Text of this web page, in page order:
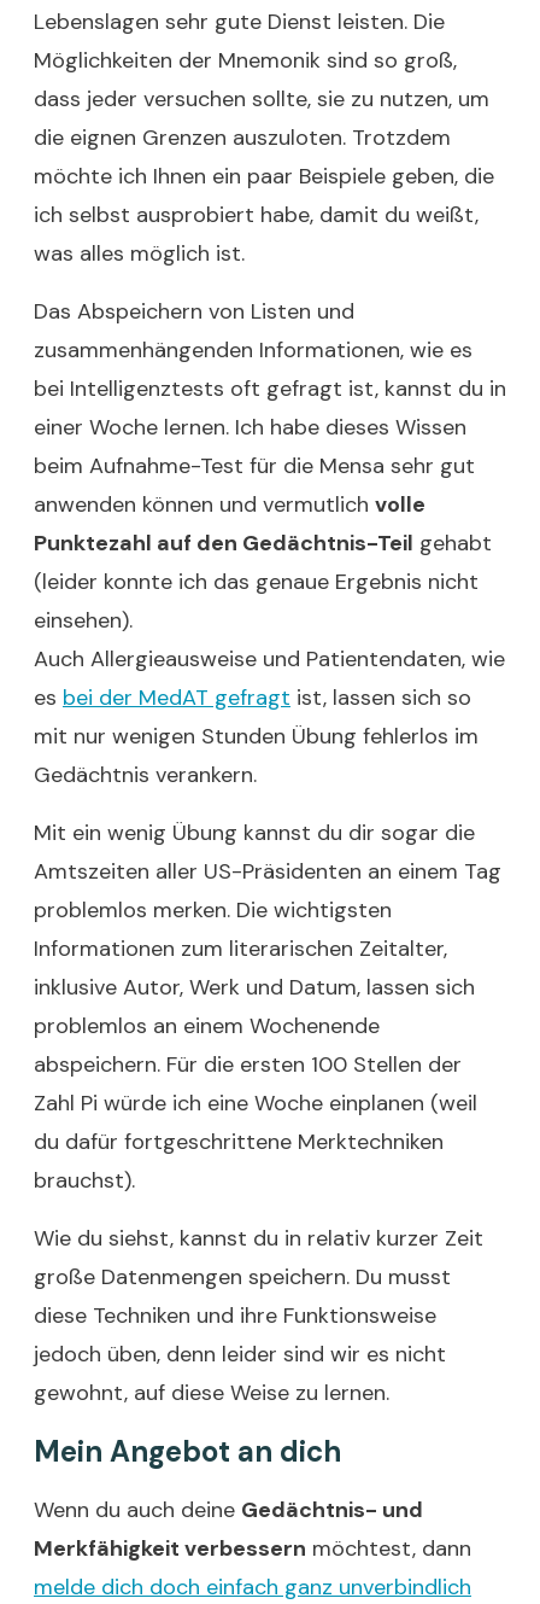
Lebenslagen sehr gute Dienst leisten. Die
Möglichkeiten der Mnemonik sind so groß,
dass jeder versuchen sollte, sie zu nutzen, um
die eignen Grenzen auszuloten. Trotzdem
möchte ich Ihnen ein paar Beispiele geben, die
ich selbst ausprobiert habe, damit du weißt,
was alles möglich ist.
Das Abspeichern von Listen und
zusammenhängenden Informationen, wie es
bei Intelligenztests oft gefragt ist, kannst du in
einer Woche lernen. Ich habe dieses Wissen
beim Aufnahme-Test für die Mensa sehr gut
anwenden können und vermutlich volle
Punktezahl auf den Gedächtnis-Teil gehabt
(leider konnte ich das genaue Ergebnis nicht
einsehen).
Auch Allergieausweise und Patientendaten, wie
es bei der MedAT gefragt ist, lassen sich so
mit nur wenigen Stunden Übung fehlerlos im
Gedächtnis verankern.
Mit ein wenig Übung kannst du dir sogar die
Amtszeiten aller US-Präsidenten an einem Tag
problemlos merken. Die wichtigsten
Informationen zum literarischen Zeitalter,
inklusive Autor, Werk und Datum, lassen sich
problemlos an einem Wochenende
abspeichern. Für die ersten 100 Stellen der
Zahl Pi würde ich eine Woche einplanen (weil
du dafür fortgeschrittene Merktechniken
brauchst).
Wie du siehst, kannst du in relativ kurzer Zeit
große Datenmengen speichern. Du musst
diese Techniken und ihre Funktionsweise
jedoch üben, denn leider sind wir es nicht
gewohnt, auf diese Weise zu lernen.
Mein Angebot an dich
Wenn du auch deine Gedächtnis- und
Merkfähigkeit verbessern möchtest, dann
melde dich doch einfach ganz unverbindlich